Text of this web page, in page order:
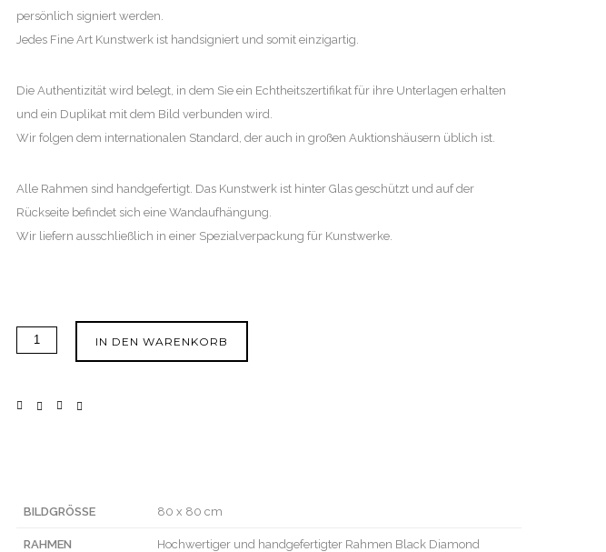
persönlich signiert werden.
Jedes Fine Art Kunstwerk ist handsigniert und somit einzigartig.
Die Authentizität wird belegt, in dem Sie ein Echtheitszertifikat für ihre Unterlagen erhalten
und ein Duplikat mit dem Bild verbunden wird.
Wir folgen dem internationalen Standard, der auch in großen Auktionshäusern üblich ist.
Alle Rahmen sind handgefertigt. Das Kunstwerk ist hinter Glas geschützt und auf der
Rückseite befindet sich eine Wandaufhängung.
Wir liefern ausschließlich in einer Spezialverpackung für Kunstwerke.
IN DEN WARENKORB
BILDGRÖSSE 80 x 80 cm
RAHMEN Hochwertiger und handgefertigter Rahmen Black Diamond